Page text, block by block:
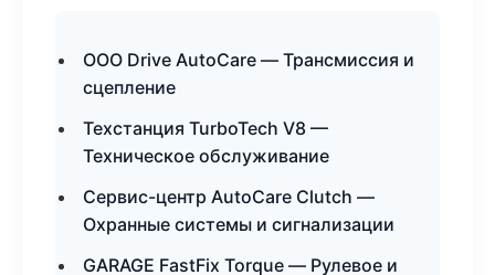
ООО Drive AutoCare — Трансмиссия и
сцепление
Техстанция TurboTech V8 —
Техническое обслуживание
Сервис-центр AutoCare Clutch —
Охранные системы и сигнализации
GARAGE FastFix Torque — Рулевое и